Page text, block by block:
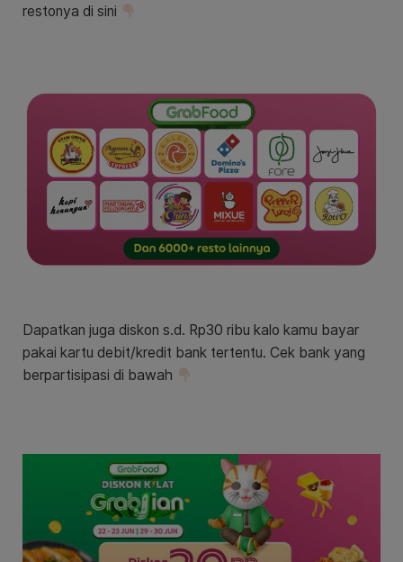
restonya di sini
Dapatkan juga diskon s.d. Rp30 ribu kalo kamu bayar
pakai kartu debit/kredit bank tertentu. Cek bank yang
berpartisipasi di bawah